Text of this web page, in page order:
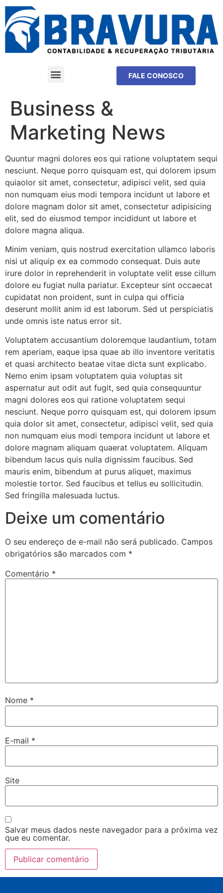
FALE CONOSCO
Business &
Marketing News
Quuntur magni dolores eos qui ratione voluptatem sequi
nesciunt. Neque porro quisquam est, qui dolorem ipsum
quiaolor sit amet, consectetur, adipisci velit, sed quia
non numquam eius modi tempora incidunt ut labore et
dolore magnam dolor sit amet, consectetur adipisicing
elit, sed do eiusmod tempor incididunt ut labore et
dolore magna aliqua.
Minim veniam, quis nostrud exercitation ullamco laboris
nisi ut aliquip ex ea commodo consequat. Duis aute
irure dolor in reprehenderit in voluptate velit esse cillum
dolore eu fugiat nulla pariatur. Excepteur sint occaecat
cupidatat non proident, sunt in culpa qui officia
deserunt mollit anim id est laborum. Sed ut perspiciatis
unde omnis iste natus error sit.
Voluptatem accusantium doloremque laudantium, totam
rem aperiam, eaque ipsa quae ab illo inventore veritatis
et quasi architecto beatae vitae dicta sunt explicabo.
Nemo enim ipsam voluptatem quia voluptas sit
aspernatur aut odit aut fugit, sed quia consequuntur
magni dolores eos qui ratione voluptatem sequi
nesciunt. Neque porro quisquam est, qui dolorem ipsum
quia dolor sit amet, consectetur, adipisci velit, sed quia
non numquam eius modi tempora incidunt ut labore et
dolore magnam aliquam quaerat voluptatem. Aliquam
bibendum lacus quis nulla dignissim faucibus. Sed
mauris enim, bibendum at purus aliquet, maximus
molestie tortor. Sed faucibus et tellus eu sollicitudin.
Sed fringilla malesuada luctus.
Deixe um comentário
O seu endereço de e-mail não será publicado. Campos
obrigatórios são marcados com *
Comentário *
Nome *
E-mail *
Site
Salvar meus dados neste navegador para a próxima vez
que eu comentar.